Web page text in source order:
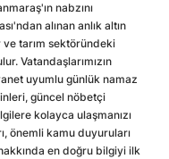
nabzını
alınan anlık altın
tarım sektöründeki
Vatandaşlarımızın
uyumlu günlük namaz
güncel nöbetçi
kolayca ulaşmanızı
önemli kamu duyuruları
en doğru bilgiyi ilk